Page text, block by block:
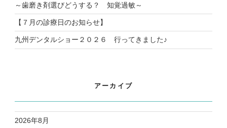
～歯磨き剤選びどうする？ 知覚過敏～
【７月の診療日のお知らせ】
九州デンタルショー２０２６ 行ってきました♪
アーカイブ
2026年8月